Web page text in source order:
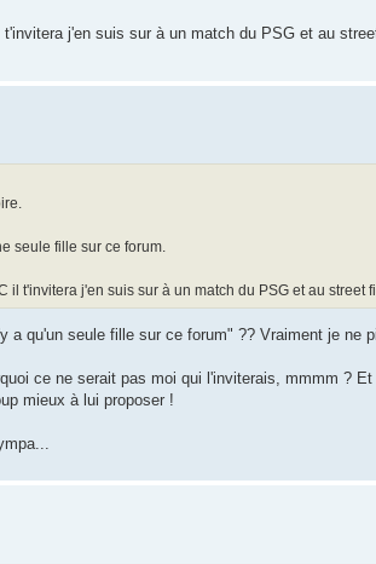
j'en suis sur à un match du PSG et au
seule fille sur ce forum.
il t'invitera j'en suis sur à un match du PSG et au
a qu'un seule fille sur ce forum" ?? Vraiment je ne
ce ne serait pas moi qui l'inviterais, mmmm ?
mieux à lui proposer !